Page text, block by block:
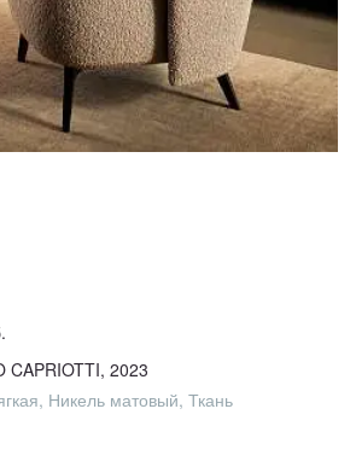
CAPRIOTTI, 2023
Никель матовый, Ткань